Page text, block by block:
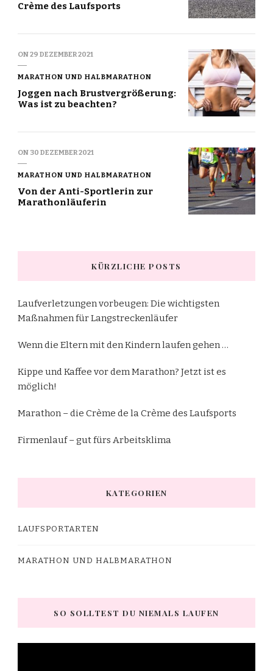
Crème des Laufsports
ON29 DEZEMBER 2021
MARATHON UND HALBMARATHON
Joggen nach Brustvergrößerung:
Was ist zu beachten?
ON 30 DEZEMBER 2021
MARATHON UND HALBMARATHON
Von der Anti-Sportlerin zur
Marathonläuferin
KÜRZLICHE POSTS
Laufverletzungen vorbeugen: Die wichtigsten
Maßnahmen für Langstreckenläufer
Wenn die Eltern mit den Kindern laufen gehen …
Kippe und Kaffee vor dem Marathon? Jetzt ist es
möglich!
Marathon – die Crème de la Crème des Laufsports
Firmenlauf – gut fürs Arbeitsklima
KATEGORIEN
LAUFSPORTARTEN
MARATHON UND HALBMARATHON
SO SOLLTEST DU NIEMALS LAUFEN